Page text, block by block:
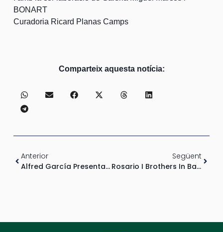
BONART
Curadoria Ricard Planas Camps
Comparteix aquesta notícia:
Anterior
Alfred García Presentarà La Seva Nova Gira Al Musicveu Amb Un Concert Especial Entre Vinyes
Següent
Rosario I Brothers In Band Protagonitzen El Gran Cap De Setmana Del Festival Solidari Musicveu A Codorníu